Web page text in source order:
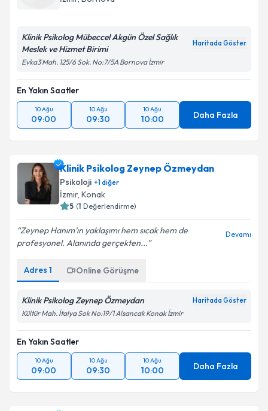
Klinik Psikolog Mübeccel Akgün Özel Sağlık
Meslek ve Hizmet Birimi
Haritada Göster
Evka3 Mah. 125/6 Sok. No:7/5A Bornova İzmir
En Yakın Saatler
10 Ağu
09:00
10 Ağu
09:30
10 Ağu
10:00 Daha Fazla
Klinik Psikolog Zeynep Özmeydan
Psikoloji +1diğer
İzmir, Konak
5 (1 Değerlendirme)
Zeynep Hanım’ın yaklaşımı hem sıcak hem de
profesyonel. Alanında gerçekten...
Devamı
Adres 1 Online Görüşme
Klinik Psikolog Zeynep Özmeydan Haritada Göster
Kültür Mah. İtalya Sok No:19/1 Alsancak Konak İzmir
En Yakın Saatler
10 Ağu
09:00
10 Ağu
09:30
10 Ağu
10:00 Daha Fazla